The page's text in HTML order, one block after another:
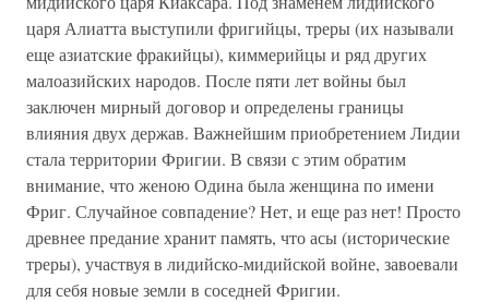
царя Алиатта выступили фригийцы, треры (их называли
еще азиатские фракийцы), киммерийцы и ряд других
малоазийских народов. После пяти лет войны был
заключен мирный договор и определены границы
влияния двух держав. Важнейшим приобретением Лидии
стала территории Фригии. В связи с этим обратим
внимание, что женою Одина была женщина по имени
Фриг. Случайное совпадение? Нет, и еще раз нет! Просто
древнее предание хранит память, что асы (исторические
треры), участвуя в лидийско-мидийской войне, завоевали
для себя новые земли в соседней Фригии.